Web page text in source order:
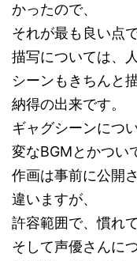
かったので、
それが最も良い点で
描写については、
シーンもきちんと
納得の出来です。
ギャグシーンにつ
変なBGMとかつい
作画は事前に公開
違いますが、
許容範囲で、慣れ
そして声優さんに